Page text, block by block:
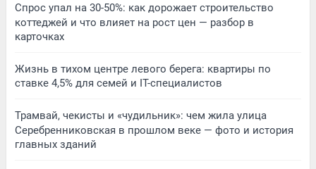
Спрос упал на 30-50%: как дорожает строительство
коттеджей и что влияет на рост цен — разбор в
карточках
Жизнь в тихом центре левого берега: квартиры по
ставке 4,5% для семей и IT-специалистов
Трамвай, чекисты и «чудильник»: чем жила улица
Серебренниковская в прошлом веке — фото и история
главных зданий